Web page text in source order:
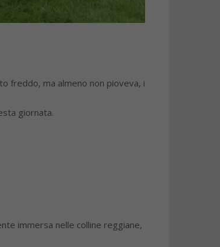
freddo, ma almeno non pioveva, i
giornata.
immersa nelle colline reggiane,